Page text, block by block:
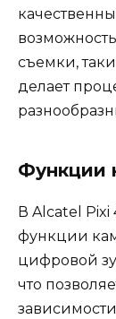
съемки,
делает
Функции
В Alcatel
функции
цифровой
что